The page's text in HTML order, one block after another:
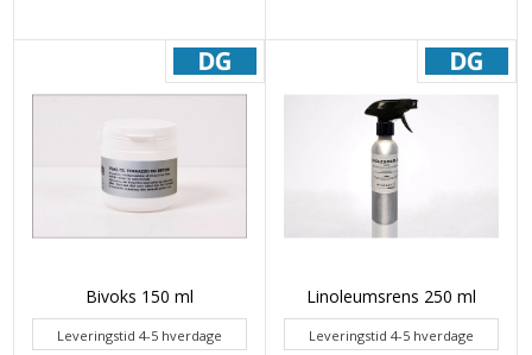
Bivoks 150 ml
Leveringstid 4-5 hverdage
Linoleumsrens 250 ml
Leveringstid 4-5 hverdage